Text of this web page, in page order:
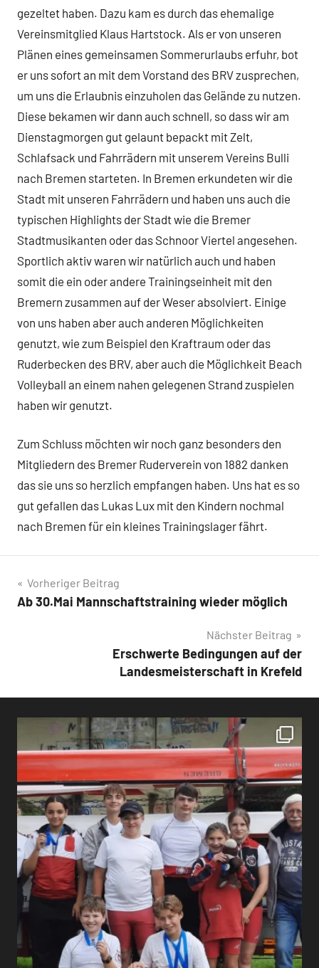
gezeltet haben. Dazu kam es durch das ehemalige
Vereinsmitglied Klaus Hartstock. Als er von unseren
Plänen eines gemeinsamen Sommerurlaubs erfuhr, bot
er uns sofort an mit dem Vorstand des BRV zusprechen,
um uns die Erlaubnis einzuholen das Gelände zu nutzen.
Diese bekamen wir dann auch schnell, so dass wir am
Dienstagmorgen gut gelaunt bepackt mit Zelt,
Schlafsack und Fahrrädern mit unserem Vereins Bulli
nach Bremen starteten. In Bremen erkundeten wir die
Stadt mit unseren Fahrrädern und haben uns auch die
typischen Highlights der Stadt wie die Bremer
Stadtmusikanten oder das Schnoor Viertel angesehen.
Sportlich aktiv waren wir natürlich auch und haben
somit die ein oder andere Trainingseinheit mit den
Bremern zusammen auf der Weser absolviert. Einige
von uns haben aber auch anderen Möglichkeiten
genutzt, wie zum Beispiel den Kraftraum oder das
Ruderbecken des BRV, aber auch die Möglichkeit Beach
Volleyball an einem nahen gelegenen Strand zuspielen
haben wir genutzt.
Zum Schluss möchten wir noch ganz besonders den
Mitgliedern des Bremer Ruderverein von 1882 danken
das sie uns so herzlich empfangen haben. Uns hat es so
gut gefallen das Lukas Lux mit den Kindern nochmal
nach Bremen für ein kleines Trainingslager fährt.
Beitragsnavigation
Vorheriger Beitrag
Ab 30.Mai Mannschaftstraining wieder möglich
Nächster Beitrag
Erschwerte Bedingungen auf der
Landesmeisterschaft in Krefeld